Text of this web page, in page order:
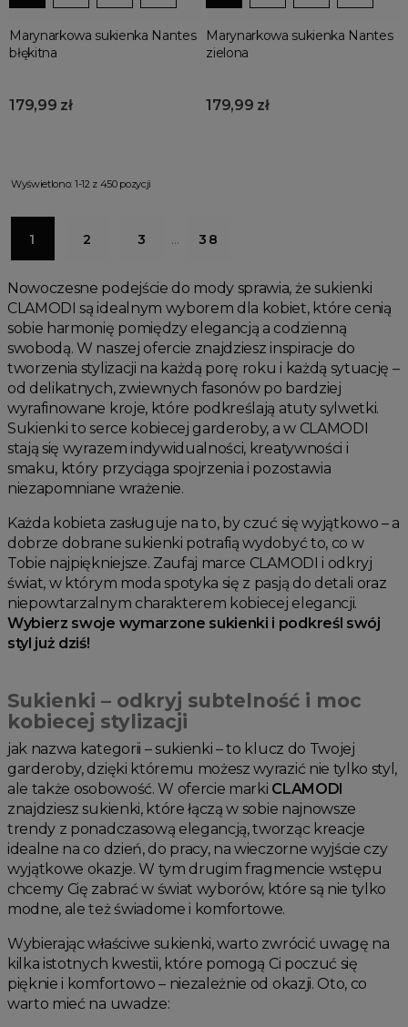
Marynarkowa sukienka Nantes
błękitna
179,99 zł
Marynarkowa sukienka Nantes
zielona
179,99 zł
Wyświetlono: 1-12 z 450 pozycji
1 2 3 … 38
Nowoczesne podejście do mody sprawia, że sukienki
CLAMODI są idealnym wyborem dla kobiet, które cenią
sobie harmonię pomiędzy elegancją a codzienną
swobodą. W naszej ofercie znajdziesz inspiracje do
tworzenia stylizacji na każdą porę roku i każdą sytuację –
od delikatnych, zwiewnych fasonów po bardziej
wyrafinowane kroje, które podkreślają atuty sylwetki.
Sukienki to serce kobiecej garderoby, a w CLAMODI
stają się wyrazem indywidualności, kreatywności i
smaku, który przyciąga spojrzenia i pozostawia
niezapomniane wrażenie.
Każda kobieta zasługuje na to, by czuć się wyjątkowo – a
dobrze dobrane sukienki potrafią wydobyć to, co w
Tobie najpiękniejsze. Zaufaj marce CLAMODI i odkryj
świat, w którym moda spotyka się z pasją do detali oraz
niepowtarzalnym charakterem kobiecej elegancji.
Wybierz swoje wymarzone sukienki i podkreśl swój
styl już dziś!
Sukienki – odkryj subtelność i moc
kobiecej stylizacji
jak nazwa kategorii – sukienki – to klucz do Twojej
garderoby, dzięki któremu możesz wyrazić nie tylko styl,
ale także osobowość. W ofercie marki CLAMODI
znajdziesz sukienki, które łączą w sobie najnowsze
trendy z ponadczasową elegancją, tworząc kreacje
idealne na co dzień, do pracy, na wieczorne wyjście czy
wyjątkowe okazje. W tym drugim fragmencie wstępu
chcemy Cię zabrać w świat wyborów, które są nie tylko
modne, ale też świadome i komfortowe.
Wybierając właściwe sukienki, warto zwrócić uwagę na
kilka istotnych kwestii, które pomogą Ci poczuć się
pięknie i komfortowo – niezależnie od okazji. Oto, co
warto mieć na uwadze: